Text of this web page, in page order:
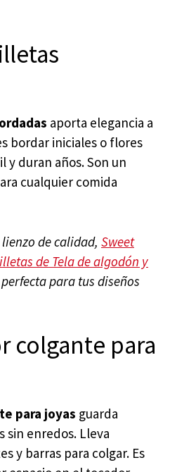
aporta elegancia a
bordar iniciales o flores
y duran años. Son un
cualquier comida
de calidad, Sweet
de Tela de algodón y
para tus diseños
colgante para
para joyas guarda
sin enredos. Lleva
y barras para colgar. Es